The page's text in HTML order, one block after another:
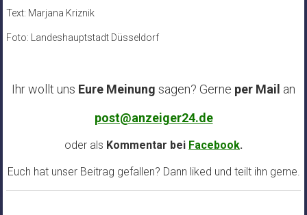
Text: Marjana Kriznik
Foto: Landeshauptstadt Düsseldorf
Ihr wollt uns Eure Meinung sagen? Gerne per Mail an
post@anzeiger24.de
oder als Kommentar bei Facebook.
Euch hat unser Beitrag gefallen? Dann liked und teilt ihn gerne.